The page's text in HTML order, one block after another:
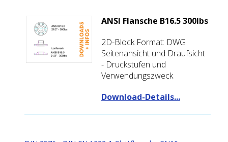
ANSI Flansche B16.5 300lbs
2D-Block Format: DWG
Seitenansicht und Draufsicht
- Druckstufen und
Verwendungszweck
Download-Details...